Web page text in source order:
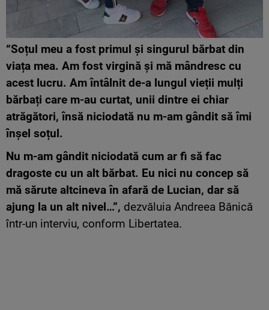
“Soțul meu a fost primul și singurul bărbat din
viața mea. Am fost virgină și mă mândresc cu
acest lucru. Am întâlnit de-a lungul vieții mulți
bărbați care m-au curtat, unii dintre ei chiar
atrăgători, însă niciodată nu m-am gândit să îmi
înșel soțul.
Nu m-am gândit niciodată cum ar fi să fac
dragoste cu un alt bărbat. Eu nici nu concep să
mă sărute altcineva în afară de Lucian, dar să
ajung la un alt nivel…”, dezvăluia Andreea Bănică
într-un interviu, conform Libertatea.